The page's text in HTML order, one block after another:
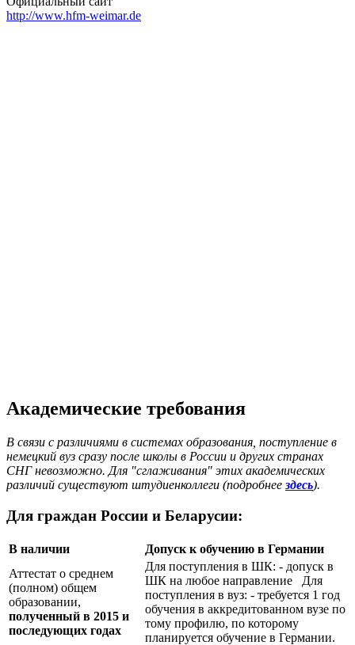
http://www.hfm-weimar.de
Академические требования
В связи с различиями в системах образования, поступление в
немецкий вуз сразу после школы в России и других странах
СНГ невозможно. Для "сглаживания" этих академических
различий существуют штудиенколлеги (подробнее здесь).
Для граждан России и Беларусии:
В наличии
Допуск к обучению в Германии
Аттестат о среднем
(полном) общем
образовании,
полученный в 2015 и
последующих годах
Для поступления в ШК: - допуск в
ШК на любое направление Для
поступления в вуз: - требуется 1 год
обучения в аккредитованном вузе по
тому профилю, по которому
планируется обучение в Германии.